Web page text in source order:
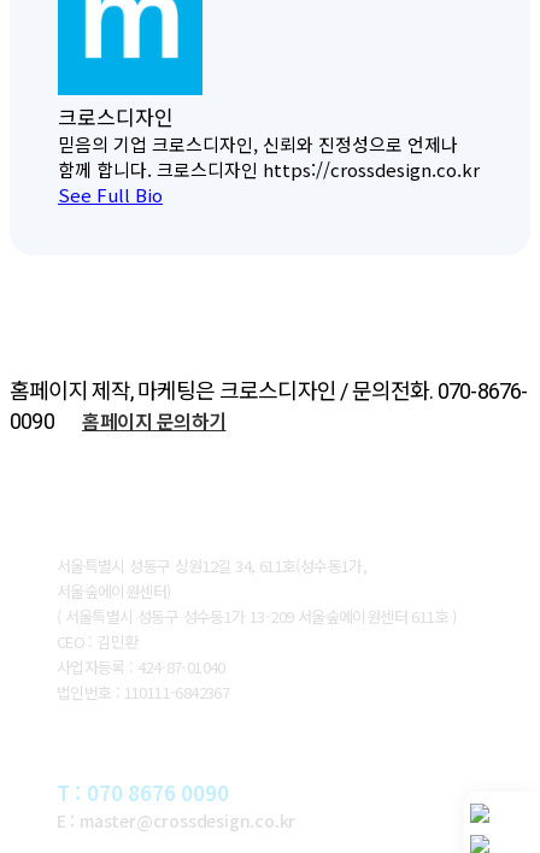
크로스디자인
믿음의 기업 크로스디자인, 신뢰와 진정성으로 언제나
함께 합니다. 크로스디자인 https://crossdesign.co.kr
See Full Bio
홈페이지 제작, 마케팅은 크로스디자인 / 문의전화. 070-8676-
0090
홈페이지 문의하기
서울특별시 성동구 상원12길 34, 611호(성수동1가,
서울숲에이원센터)
( 서울특별시 성동구 성수동1가 13-209 서울숲에이원센터 611호 )
CEO : 김민환
사업자등록 : 424-87-01040
법인번호 : 110111-6842367
T : 070 8676 0090
E : master@crossdesign.co.kr